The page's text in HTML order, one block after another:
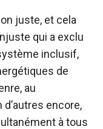
juste, et cela
qui a exclu
inclusif,
de
au
encore,
à tous